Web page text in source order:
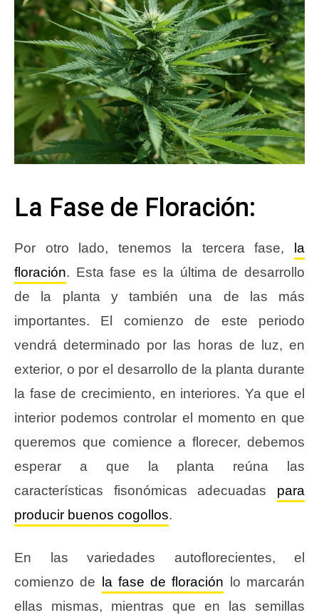
La Fase de Floración:
Por otro lado, tenemos la tercera fase,
la
floración. Esta fase es la última de desarrollo
de la planta y también una de las más
importantes. El comienzo de este periodo
vendrá determinado por las horas de luz, en
exterior, o por el desarrollo de la planta durante
la fase de crecimiento, en interiores. Ya que el
interior podemos controlar el momento en que
queremos que comience a florecer, debemos
esperar a que la planta reúna las
características fisonómicas adecuadas para
producir buenos cogollos.
En las variedades autoflorecientes, el
comienzo de
la fase de floración lo marcarán
ellas mismas, mientras que en las semillas